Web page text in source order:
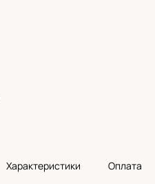
Характеристики Оплата